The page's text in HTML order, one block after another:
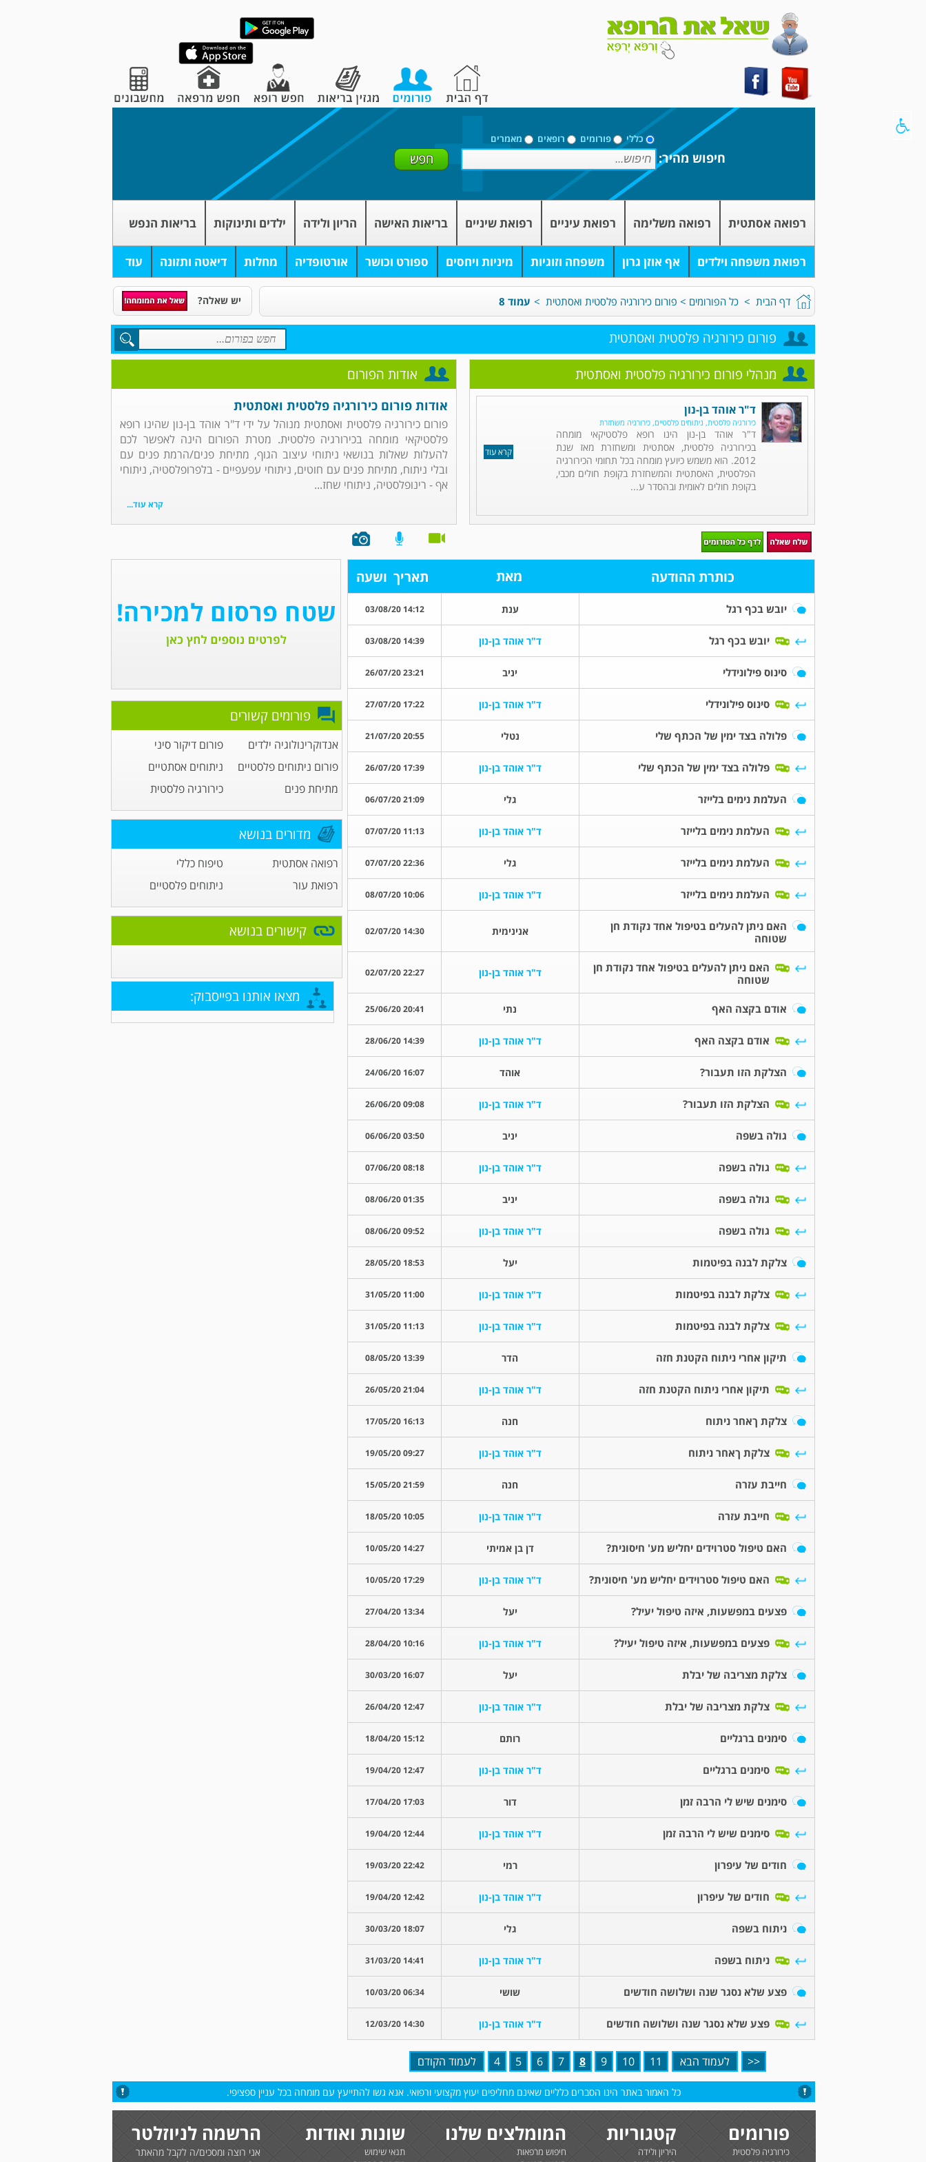
כללי פורומים רופאים מאמרים
חיפוש מהיר:
רפואה אסתטית רפואה משלימה רפואת עיניים רפואת שיניים בריאות האישה הריון ולידה ילדים ותינוקות בריאות הנפש
רפואת משפחה וילדים אף אוזן גרון משפחה וזוגיות מיניות ויחסים ספורט וכושר אורטופדיה מחלות דיאטה ותזונה עוד
דף הבית > כל הפורומים > פורום כירורגיה פלסטית ואסתטית > עמוד 8 יש שאלה?
פורום כירורגיה פלסטית ואסתטית
אודות הפורום
אודות פורום כירורגיה פלסטית ואסתטית
פורום כירורגיה פלסטית ואסתטית מנוהל על ידי ד"ר אוהד בן-נון שהינו רופא
פלסטיקאי מומחה בכירורגיה פלסטית. מטרת הפורום הינה לאפשר לכם
להעלות שאלות בנושאי ניתוחי עיצוב הגוף, מתיחת פנים/הרמת פנים עם
ובלי ניתוח, מתיחת פנים עם חוטים, ניתוחי עפעפיים - בלפרופלסטיה, ניתוחי
אף - רינופלסטיה, ניתוחי שחז...
קרא עוד...
מנהלי פורום כירורגיה פלסטית ואסתטית
קרא עוד
ד"ר אוהד בן-נון
כירורגיה פלסטית, ניתוחים פלסטיים, כירורגיה משחזרת
ד"ר אוהד בן-נון הינו רופא פלסטיקאי מומחה
בכירורגיה פלסטית, אסתטית ומשחזרת מאז שנת
2012. הוא משמש כיועץ מומחה בכל תחומי הכירורגיה
הפלסטית, האסתטית והמשחזרת בקופת חולים מכבי,
בקופת חולים לאומית ובהסדר ע...
כותרת ההודעה מאת תאריך ושעה
יובש בכף רגל ענת 14:12 03/08/20
יובש בכף רגל ד"ר אוהד בן-נון 14:39 03/08/20
סינוס פילונידלי יניב 23:21 26/07/20
סינוס פילונידלי ד"ר אוהד בן-נון 17:22 27/07/20
פלולה בצד ימין של הכתף שלי נטלי 20:55 21/07/20
פלולה בצד ימין של הכתף שלי ד"ר אוהד בן-נון 17:39 26/07/20
העלמת נימים בלייזר גלי 21:09 06/07/20
העלמת נימים בלייזר ד"ר אוהד בן-נון 11:13 07/07/20
העלמת נימים בלייזר גלי 22:36 07/07/20
העלמת נימים בלייזר ד"ר אוהד בן-נון 10:06 08/07/20
האם ניתן להעלים בטיפול אחד נקודת חן
שטוחה
אנינימית 14:30 02/07/20
האם ניתן להעלים בטיפול אחד נקודת חן
שטוחה
ד"ר אוהד בן-נון 22:27 02/07/20
אודם בקצה האף נתי 20:41 25/06/20
אודם בקצה האף ד"ר אוהד בן-נון 14:39 28/06/20
הצלקת הזו תעבור? אוהד 16:07 24/06/20
הצלקת הזו תעבור? ד"ר אוהד בן-נון 09:08 26/06/20
גולה בשפה יניב 03:50 06/06/20
גולה בשפה ד"ר אוהד בן-נון 08:18 07/06/20
גולה בשפה יניב 01:35 08/06/20
גולה בשפה ד"ר אוהד בן-נון 09:52 08/06/20
צלקת לבנה בפיטמות יעל 18:53 28/05/20
צלקת לבנה בפיטמות ד"ר אוהד בן-נון 11:00 31/05/20
צלקת לבנה בפיטמות ד"ר אוהד בן-נון 11:13 31/05/20
תיקון אחרי ניתוח הקטנת חזה הדר 13:39 08/05/20
תיקון אחרי ניתוח הקטנת חזה ד"ר אוהד בן-נון 21:04 26/05/20
צלקת ךאחר ניתוח חנה 16:13 17/05/20
צלקת ךאחר ניתוח ד"ר אוהד בן-נון 09:27 19/05/20
חייבת עזרה חנה 21:59 15/05/20
חייבת עזרה ד"ר אוהד בן-נון 10:05 18/05/20
האם טיפול סטרוידים יחליש מע' חיסונית? דן בן אמיתי 14:27 10/05/20
האם טיפול סטרוידים יחליש מע' חיסונית? ד"ר אוהד בן-נון 17:29 10/05/20
פצעים במפשעות, איזה טיפול יעיל? יעל 13:34 27/04/20
פצעים במפשעות, איזה טיפול יעיל? ד"ר אוהד בן-נון 10:16 28/04/20
צלקת מצריבה של יבלת יעל 16:07 30/03/20
צלקת מצריבה של יבלת ד"ר אוהד בן-נון 12:47 26/04/20
סימנים ברגליים רותם 15:12 18/04/20
סימנים ברגליים ד"ר אוהד בן-נון 12:47 19/04/20
סימנים שיש לי הרבה זמן דור 17:03 17/04/20
סימנים שיש לי הרבה זמן ד"ר אוהד בן-נון 12:44 19/04/20
חודים של עיפרון רמי 22:42 19/03/20
חודים של עיפרון ד"ר אוהד בן-נון 12:42 19/04/20
ניתוח בשפה גלי 18:07 30/03/20
ניתוח בשפה ד"ר אוהד בן-נון 14:41 31/03/20
פצע שלא נסגר שנה ושלושה חודשים שושי 06:34 10/03/20
פצע שלא נסגר שנה ושלושה חודשים ד"ר אוהד בן-נון 14:30 12/03/20
<< לעמוד הבא 4 5 6 7 8 9 10 11 לעמוד הקודם
פורומים קשורים
אנדוקרינולוגיה ילדים
פורום דיקור סיני
פורום ניתוחים פלסטיים
ניתוחים אסתטיים
מתיחת פנים
כירורגיה פלסטית
מדורים בנושא
רפואה אסתטית
טיפוח כללי
רפואת עור
ניתוחים פלסטיים
קישורים בנושא
מצאו אותנו בפייסבוק:
כל האמור באתר הינו הסברים כלליים שאינם מחליפים יעוץ מקצועי ורפואי. אנא גשו להתייעץ עם מומחה בכל עניין ספציפי.
פורומים
כירורגיה פלסטית
קטגוריות
היריון ולידה
המומלצים שלנו
חיפוש מרפאות
שונות ואודות
תנאי שימוש
הרשמה לניוזלטר
אני רוצה ומסכים/ה לקבל מהאתר